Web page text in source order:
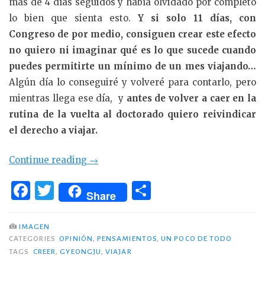
lo bien que sienta esto. Y si solo 11 días, con
Congreso de por medio, consiguen crear este efecto
no quiero ni imaginar qué es lo que sucede cuando
puedes permitirte un mínimo de un mes viajando…
Algún día lo conseguiré y volveré para contarlo, pero
mientras llega ese día, y antes de volver a caer en la
rutina de la vuelta al doctorado quiero reivindicar
el derecho a viajar.
Continue reading «Creo
que…»
→
F
c
e
T
w
te
Share
p
IMAGEN
CATEGORIES OPINIÓN, PENSAMIENTOS,UN POCO DE TODO
TAGS
CREER,GYEONGJU,VIAJAR